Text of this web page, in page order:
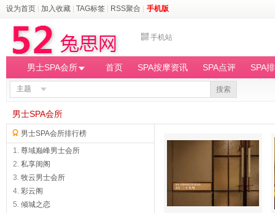
设为首页 加入收藏 TAG标签 RSS聚合 手机版
手机站
男士SPA会所 首页 SPA按摩资讯 SPA点评 SPA
主题 搜索
男士SPA会所
男士SPA会所排行榜
1. 尊域巅峰男士会所
2. 私享闺阁
3. 牧云男士会所
4. 彩云阁
5. 倾城之恋